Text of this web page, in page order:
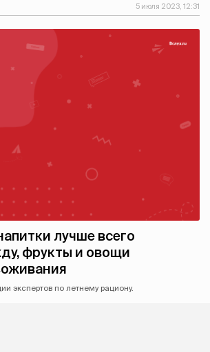
5 июля 2023, 12:31
лучше всего
фрукты и овощи
экспертов по летнему рациону.